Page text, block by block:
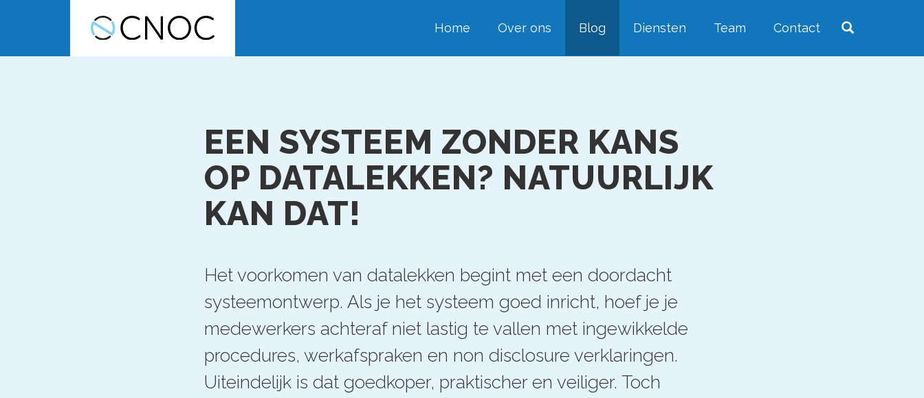
Home Over ons Blog Diensten Team Contact
EEN SYSTEEM ZONDER KANS
OP DATALEKKEN? NATUURLIJK
KAN DAT!
Het voorkomen van datalekken begint met een doordacht
systeemontwerp. Als je het systeem goed inricht, hoef je je
medewerkers achteraf niet lastig te vallen met ingewikkelde
procedures, werkafspraken en non disclosure verklaringen.
Uiteindelijk is dat goedkoper, praktischer en veiliger. Toch